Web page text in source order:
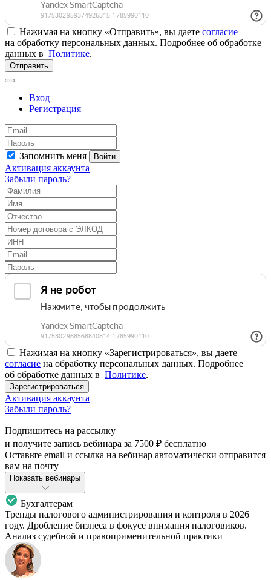
Нажимая на кнопку «Отправить», вы даете согласие
на обработку персональных данных. Подробнее об обработке
данных в Политике.
Отправить
Вход
Регистрация
Запомнить меня Войти
Активация аккаунта
Забыли пароль?
Нажимая на кнопку «Зарегистрироваться», вы даете
согласие на обработку персональных данных. Подробнее
об обработке данных в Политике.
Зарегистрироваться
Активация аккаунта
Забыли пароль?
Подпишитесь на рассылку
и получите запись вебинара за 7500 ₽ бесплатно
Оставьте email и ссылка на вебинар автоматически отправится
вам на почту
Показать вебинары
Бухгалтерам
Тренды налогового администрирования и контроля в 2026
году. Дробление бизнеса в фокусе внимания налоговиков.
Анализ судебной и правоприменительной практики